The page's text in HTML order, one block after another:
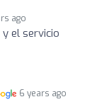
ago
y el servicio
6 years ago